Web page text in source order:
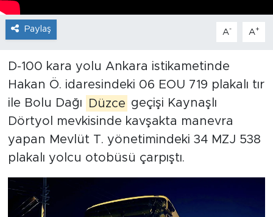
Paylaş A- A+
D-100 kara yolu Ankara istikametinde
Hakan Ö. idaresindeki 06 EOU 719 plakalı tır
ile Bolu Dağı
Düzce geçişi Kaynaşlı
Dörtyol mevkisinde kavşakta manevra
yapan Mevlüt T. yönetimindeki 34 MZJ 538
plakalı yolcu otobüsü çarpıştı.